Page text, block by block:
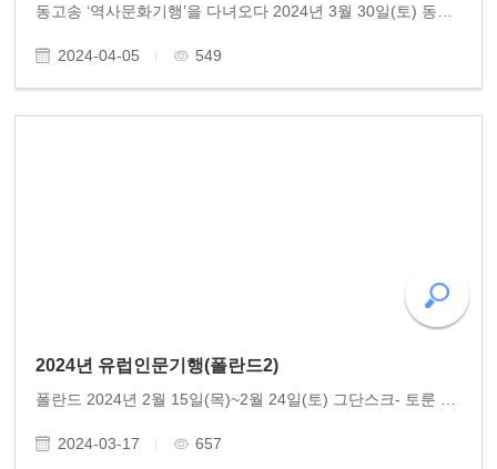
2024-04-05 549
2024년 유럽인문기행(폴란드2)
2024-03-17 657